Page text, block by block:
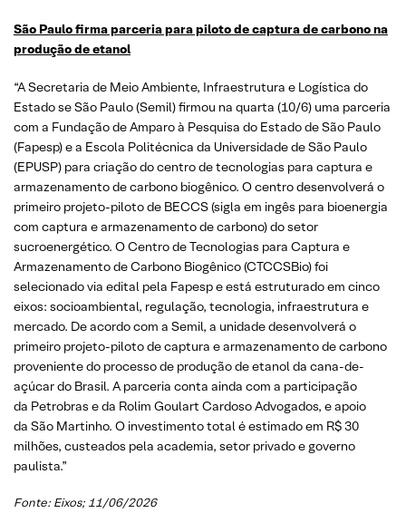
São Paulo firma parceria para piloto de captura de carbono na
produção de etanol
“A Secretaria de Meio Ambiente, Infraestrutura e Logística do
Estado se São Paulo (Semil) firmou na quarta (10/6) uma parceria
com a Fundação de Amparo à Pesquisa do Estado de São Paulo
(Fapesp) e a Escola Politécnica da Universidade de São Paulo
(EPUSP) para criação do centro de tecnologias para captura e
armazenamento de carbono biogênico. O centro desenvolverá o
primeiro projeto-piloto de BECCS (sigla em ingês para bioenergia
com captura e armazenamento de carbono) do setor
sucroenergético. O Centro de Tecnologias para Captura e
Armazenamento de Carbono Biogênico (CTCCSBio) foi
selecionado via edital pela Fapesp e está estruturado em cinco
eixos: socioambiental, regulação, tecnologia, infraestrutura e
mercado. De acordo com a Semil, a unidade desenvolverá o
primeiro projeto-piloto de captura e armazenamento de carbono
proveniente do processo de produção de etanol da cana-de-
açúcar do Brasil. A parceria conta ainda com a participação
da Petrobras e da Rolim Goulart Cardoso Advogados, e apoio
da São Martinho. O investimento total é estimado em R$ 30
milhões, custeados pela academia, setor privado e governo
paulista.”
Fonte: Eixos; 11/06/2026